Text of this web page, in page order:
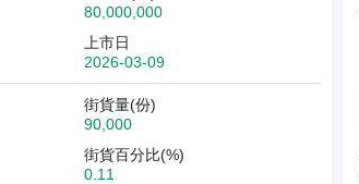
80,000,000
上市日
2026-03-09
街貨量(份)
90,000
街貨百分比(%)
0.11